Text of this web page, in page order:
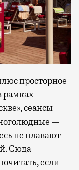
просторное
рамках
сеансы
—
не плавают
Сюда
если